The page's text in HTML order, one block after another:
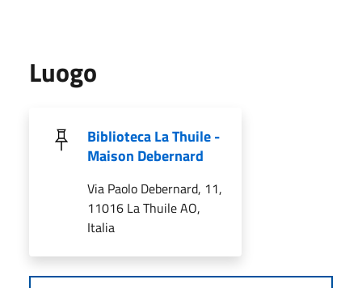
Luogo
Biblioteca La Thuile -
Maison Debernard
Via Paolo Debernard, 11,
11016 La Thuile AO,
Italia